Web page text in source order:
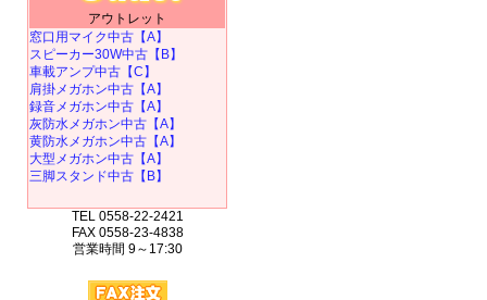
アウトレット
窓口用マイク中古【A】
スピーカー30W中古【B】
車載アンプ中古【C】
肩掛メガホン中古【A】
録音メガホン中古【A】
灰防水メガホン中古【A】
黄防水メガホン中古【A】
大型メガホン中古【A】
三脚スタンド中古【B】
TEL 0558-22-2421
FAX 0558-23-4838
営業時間 9～17:30